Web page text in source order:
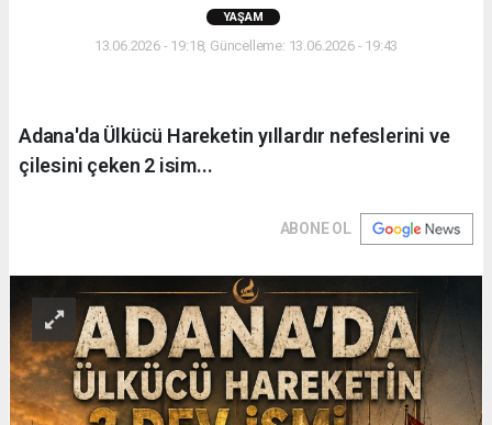
YAŞAM
13.06.2026 - 19:18, Güncelleme: 13.06.2026 - 19:43
Adana'da Ülkücü Hareketin yıllardır nefeslerini ve
çilesini çeken 2 isim...
ABONE OL